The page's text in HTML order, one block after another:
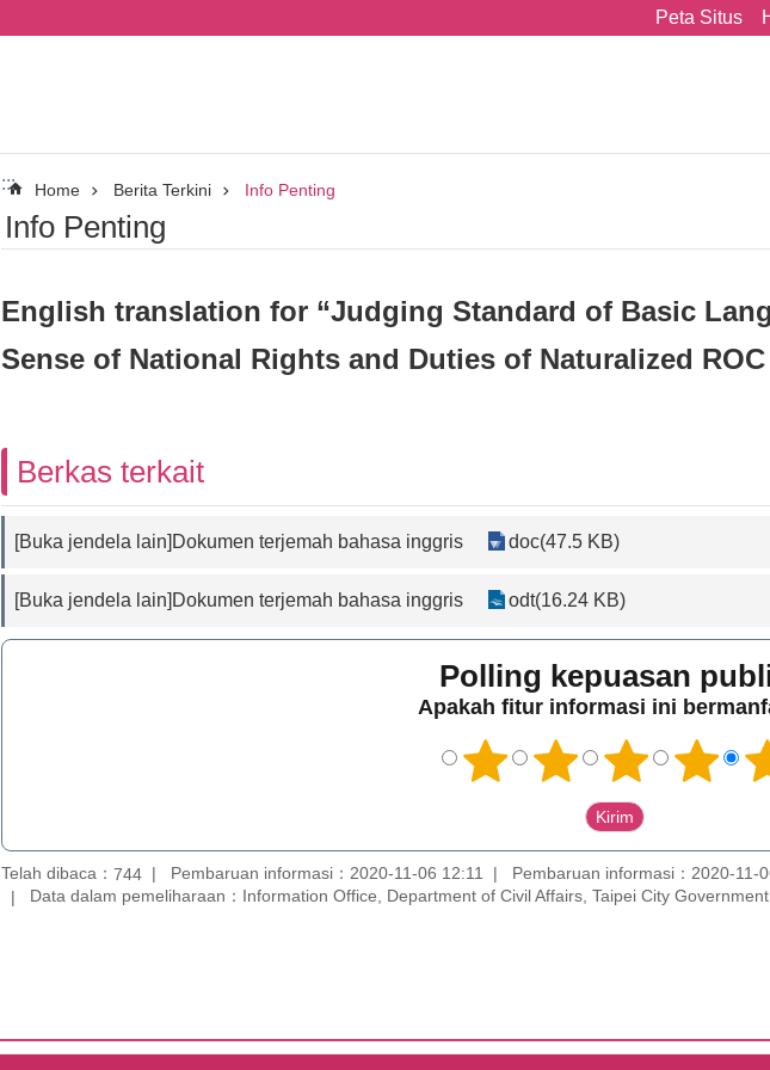
Peta Situs
::: Home Berita Terkini Info Penting
Info Penting
English translation for “Judging Standard of Basic
Sense of National Rights and Duties of Naturalized ROC
Berkas terkait
[Buka jendela lain]Dokumen terjemah bahasa inggris doc(47.5 KB)
[Buka jendela lain]Dokumen terjemah bahasa inggris odt(16.24 KB)
Polling kepuasan
Apakah fitur informasi ini
Telah dibaca： 744 Pembaruan informasi：2020-11-06 12:11
Pembaruan informasi：2020-11-
Data dalam pemeliharaan：Information Office, Department of Civil Affairs, Taipei City Government